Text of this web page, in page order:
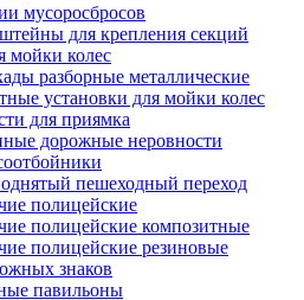
мусоросбросов
для крепления секций
мойки колес
разборные металлические
установки для мойки колес
для приямка
дорожные неровности
пешеходный переход
полицейские
полицейские композитные
полицейские резиновые
знаков
павильоны